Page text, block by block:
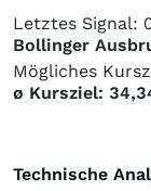
Letztes Signal:
Bollinger
Mögliches
ø Kursziel:
Technische